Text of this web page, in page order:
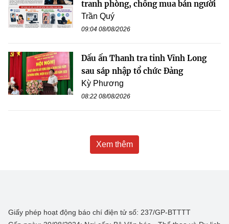
tranh phòng, chống mua bán người
Trần Quý
09:04 08/08/2026
Dấu ấn Thanh tra tỉnh Vĩnh Long
sau sáp nhập tổ chức Đảng
Kỳ Phương
08:22 08/08/2026
Xem thêm
Giấy phép hoạt động báo chí điện tử số: 237/GP-BTTTT